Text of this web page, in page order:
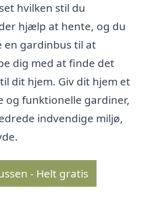
hvilken stil du
hjælp at hente, og du
en gardinbus til at
dig med at finde det
dit hjem. Giv dit hjem et
og funktionelle gardiner,
indvendige miljø,
- Helt gratis